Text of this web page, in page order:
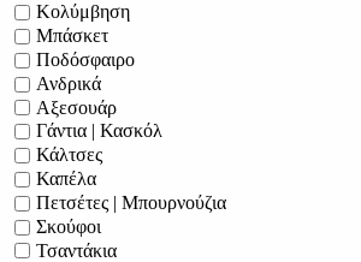
Κολύμβηση
Μπάσκετ
Ποδόσφαιρο
Ανδρικά
Αξεσουάρ
Γάντια | Κασκόλ
Κάλτσες
Καπέλα
Πετσέτες | Μπουρνούζια
Σκούφοι
Τσαντάκια